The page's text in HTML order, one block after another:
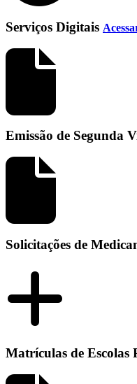
Serviços Digitais
Emissão de Segunda
Solicitações de
Matrículas de Escolas